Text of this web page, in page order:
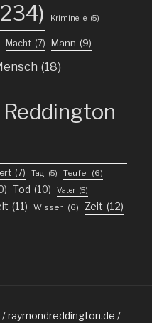
Kriminelle (5)
Macht (7) Mann (9)
(18)
(7) Tag (5) Teufel (6)
Tod (10) Vater (5)
(11) Wissen (6) Zeit (12)
/ raymondreddington.de /